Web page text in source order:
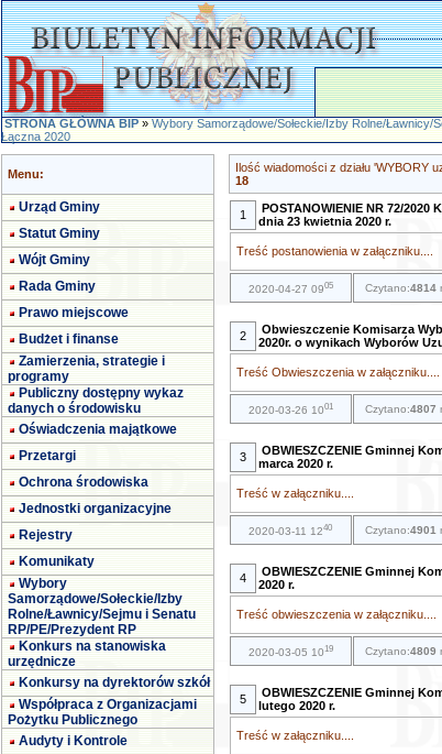
STRONA GŁÓWNA BIP»Wybory Samorządowe/Sołeckie/Izby Rolne/Ławnicy/
Łączna 2020
Menu:
Urząd Gminy
Statut Gminy
Wójt Gminy
Rada Gminy
Prawo miejscowe
Budżet i finanse
Zamierzenia, strategie i
programy
Publiczny dostępny wykaz
danych o środowisku
Oświadczenia majątkowe
Przetargi
Ochrona środowiska
Jednostki organizacyjne
Rejestry
Komunikaty
Wybory
Samorządowe/Sołeckie/Izby
Rolne/Ławnicy/Sejmu i Senatu
RP/PE/Prezydent RP
Konkurs na stanowiska
urzędnicze
Konkursy na dyrektorów szkół
Współpraca z Organizacjami
Pożytku Publicznego
Audyty i Kontrole
Ilość wiadomości z działu 'WYBORY
18
1
POSTANOWIENIE NR 72/
dnia 23 kwietnia 2020 r.
Treść postanowienia w załączniku....
2020-04-27 0905 Czytano:4814
2
Obwieszczenie Komisarza
2020r. o wynikach Wyborów
Treść Obwieszczenia w załączniku....
2020-03-26 1001 Czytano:4807
3
OBWIESZCZENIE Gminnej
marca 2020 r.
Treść w załączniku....
2020-03-11 1240 Czytano:4901
4
OBWIESZCZENIE Gminnej
2020 r.
Treść obwieszczenia w załączniku....
2020-03-05 1019 Czytano:4809
5
OBWIESZCZENIE Gminnej
lutego 2020 r.
Treść w załączniku....